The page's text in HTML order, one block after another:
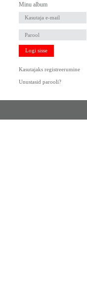
Minu album
Logi sisse
Kasutajaks registreerumine
Unustasid parooli?